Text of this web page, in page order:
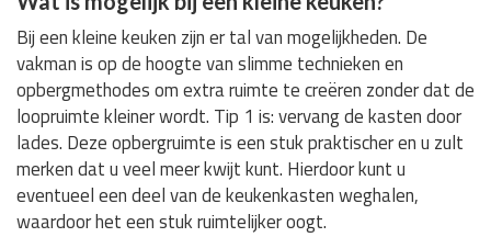
Bij een kleine keuken zijn er tal van mogelijkheden. De
vakman is op de hoogte van slimme technieken en
opbergmethodes om extra ruimte te creëren zonder dat de
loopruimte kleiner wordt. Tip 1 is: vervang de kasten door
lades. Deze opbergruimte is een stuk praktischer en u zult
merken dat u veel meer kwijt kunt. Hierdoor kunt u
eventueel een deel van de keukenkasten weghalen,
waardoor het een stuk ruimtelijker oogt.